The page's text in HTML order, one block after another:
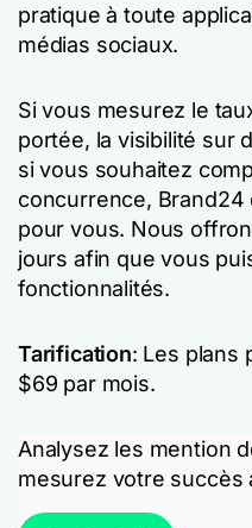
pratique à toute
médias sociaux.
Si vous mesurez le
portée, la visibilité sur
si vous souhaitez
concurrence,
pour vous. Nous
jours afin que vous
fonctionnalités.
Tarification: Les plans
$69 par mois.
Analysez les mention
mesurez votre succès